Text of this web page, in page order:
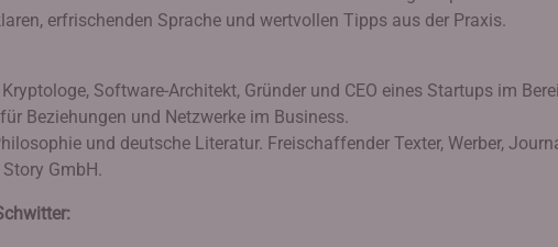
erfrischenden Sprache und wertvollen Tipps aus der Praxis.
Software-Architekt, Gründer und CEO eines Startups im
Beziehungen und Netzwerke im Business.
und deutsche Literatur. Freischaffender Texter, Werber,
GmbH.